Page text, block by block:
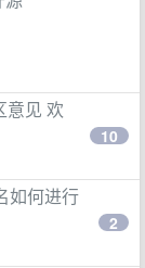
意见 欢
10
如何进行
2